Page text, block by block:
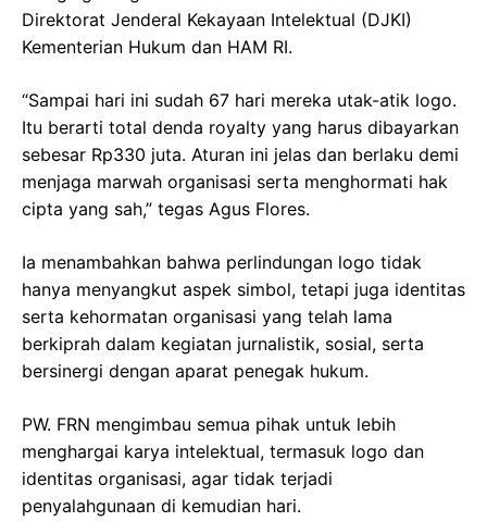
Direktorat Jenderal Kekayaan Intelektual (DJKI)
Kementerian Hukum dan HAM RI.
“Sampai hari ini sudah 67 hari mereka utak-atik logo.
Itu berarti total denda royalty yang harus dibayarkan
sebesar Rp330 juta. Aturan ini jelas dan berlaku demi
menjaga marwah organisasi serta menghormati hak
cipta yang sah,” tegas Agus Flores.
Ia menambahkan bahwa perlindungan logo tidak
hanya menyangkut aspek simbol, tetapi juga identitas
serta kehormatan organisasi yang telah lama
berkiprah dalam kegiatan jurnalistik, sosial, serta
bersinergi dengan aparat penegak hukum.
PW. FRN mengimbau semua pihak untuk lebih
menghargai karya intelektual, termasuk logo dan
identitas organisasi, agar tidak terjadi
penyalahgunaan di kemudian hari.